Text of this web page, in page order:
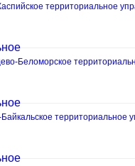
территориальное
Беломорское
территориальное